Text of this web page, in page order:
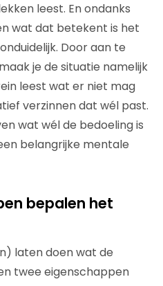
leest. En ondanks
wat dat betekent is het
Door aan te
je de situatie namelijk
leest wat er niet mag
verzinnen dat wél past.
wat wél de bedoeling is
belangrijke mentale
bepalen het
laten doen wat de
twee eigenschappen